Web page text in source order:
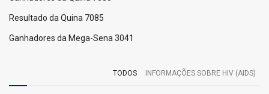
Confira os ganhadores da Lotomania 2742 do dia